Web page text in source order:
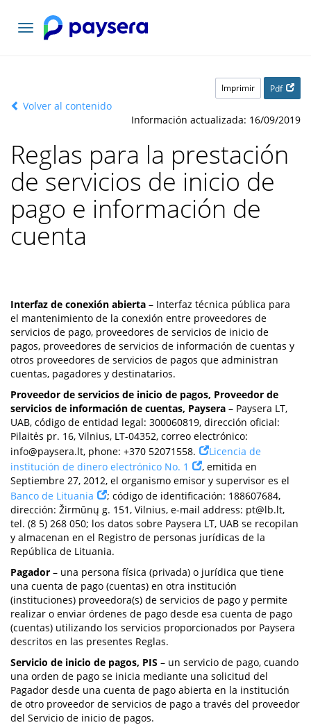
Toggle
navigation
Imprimir Pdf
Volver al contenido
Información actualizada: 16/09/2019
Reglas para la prestación
de servicios de inicio de
pago e información de
cuenta
Interfaz de conexión abierta – Interfaz técnica pública para
el mantenimiento de la conexión entre proveedores de
servicios de pago, proveedores de servicios de inicio de
pagos, proveedores de servicios de información de cuentas y
otros proveedores de servicios de pagos que administran
cuentas, pagadores y destinatarios.
Proveedor de servicios de inicio de pagos, Proveedor de
servicios de información de cuentas, Paysera – Paysera LT,
UAB, código de entidad legal: 300060819, dirección oficial:
Pilaitės pr. 16, Vilnius, LT-04352, correo electrónico:
info@paysera.lt, phone: +370 52071558.
Licencia de
institución de dinero electrónico No. 1
, emitida en
Septiembre 27, 2012, el organismo emisor y supervisor es el
Banco de Lituania
; código de identificación: 188607684,
dirección: Žirmūnų g. 151, Vilnius, e-mail address: pt@lb.lt,
tel. (8 5) 268 050; los datos sobre Paysera LT, UAB se recopilan
y almacenan en el Registro de personas jurídicas de la
República de Lituania.
Pagador – una persona física (privada) o jurídica que tiene
una cuenta de pago (cuentas) en otra institución
(instituciones) proveedora(s) de servicios de pago y permite
realizar o enviar órdenes de pago desde esa cuenta de pago
(cuentas) utilizando los servicios proporcionados por Paysera
descritos en las presentes Reglas.
Servicio de inicio de pagos, PIS – un servicio de pago, cuando
una orden de pago se inicia mediante una solicitud del
Pagador desde una cuenta de pago abierta en la institución
de otro proveedor de servicios de pago a través del proveedor
del Servicio de inicio de pagos.